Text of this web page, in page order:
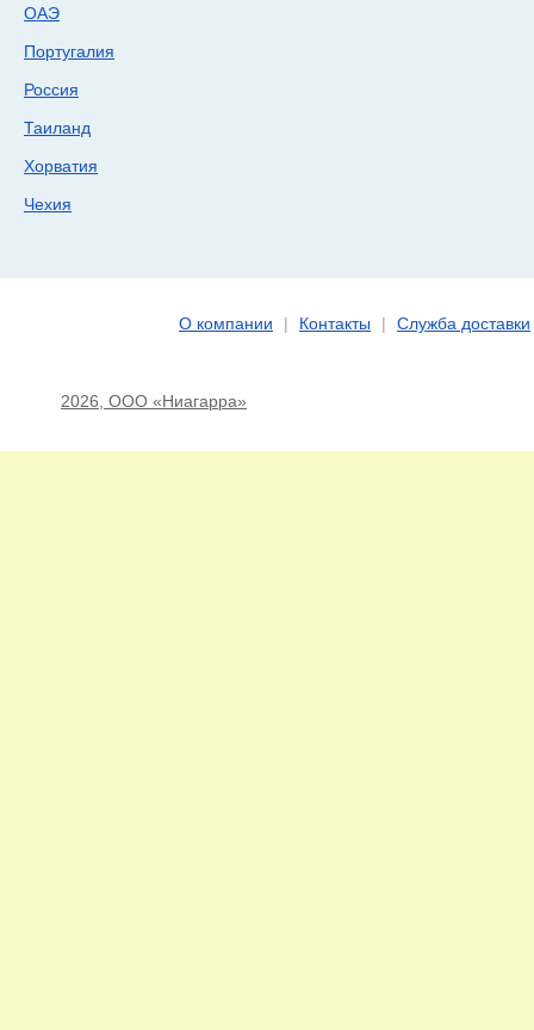
ОАЭ
Португалия
Россия
Таиланд
Хорватия
Чехия
О компании Контакты Служба доставки
2026, ООО «Ниагарра»